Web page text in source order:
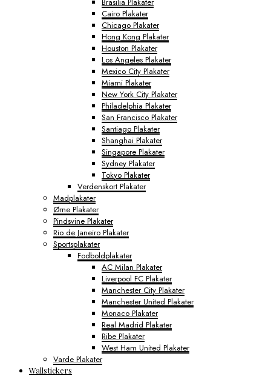
Cairo Plakater
Chicago Plakater
Hong Kong Plakater
Houston Plakater
Los Angeles Plakater
Mexico City Plakater
Miami Plakater
New York City Plakater
Philadelphia Plakater
San Francisco Plakater
Santiago Plakater
Shanghai Plakater
Singapore Plakater
Sydney Plakater
Tokyo Plakater
Verdenskort Plakater
Madplakater
Ørne Plakater
Pindsvine Plakater
Rio de Janeiro Plakater
Sportsplakater
Fodboldplakater
AC Milan Plakater
Liverpool FC Plakater
Manchester City Plakater
Manchester United Plakater
Monaco Plakater
Real Madrid Plakater
Ribe Plakater
West Ham United Plakater
Varde Plakater
Wallstickers